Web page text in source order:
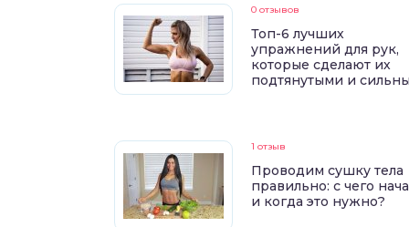
0 отзывов
Топ-6 лучших
упражнений для рук,
которые сделают их
подтянутыми и
1 отзыв
Проводим сушку тела
правильно: с чего
и когда это нужно?